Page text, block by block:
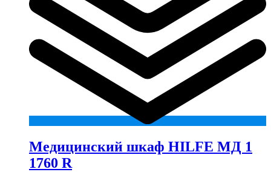
Медицинский шкаф HILFE МД 1
1760 R